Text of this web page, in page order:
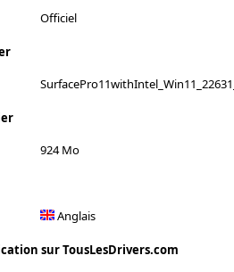
Officiel
924 Mo
Anglais
sur TousLesDrivers.com